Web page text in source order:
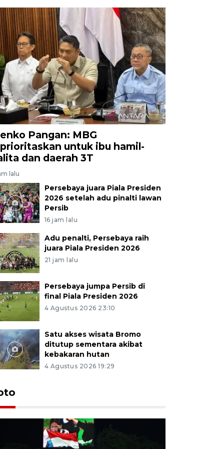
Pangan: MBG
untuk ibu hamil-
dan daerah 3T
lalu
Persebaya juara Piala Presiden
2026 setelah adu pinalti lawan
Persib
16 jam lalu
Adu penalti, Persebaya raih
juara Piala Presiden 2026
21 jam lalu
Persebaya jumpa Persib di
final Piala Presiden 2026
4 Agustus 2026 23:10
Satu akses wisata Bromo
ditutup sementara akibat
kebakaran hutan
4 Agustus 2026 19:29